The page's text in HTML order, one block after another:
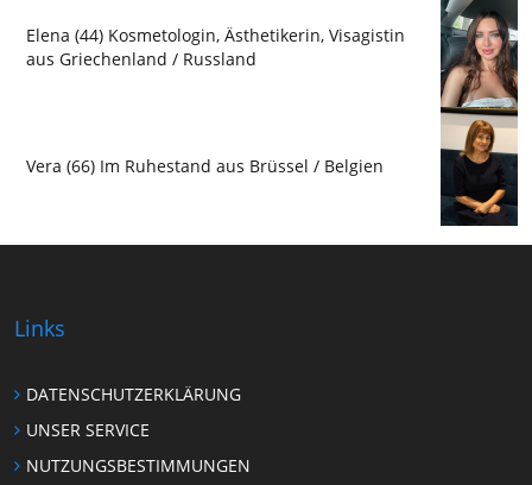
Elena (44) Kosmetologin, Ästhetikerin, Visagistin
aus Griechenland / Russland
Vera (66) Im Ruhestand aus Brüssel / Belgien
Links
DATENSCHUTZERKLÄRUNG
UNSER SERVICE
NUTZUNGSBESTIMMUNGEN